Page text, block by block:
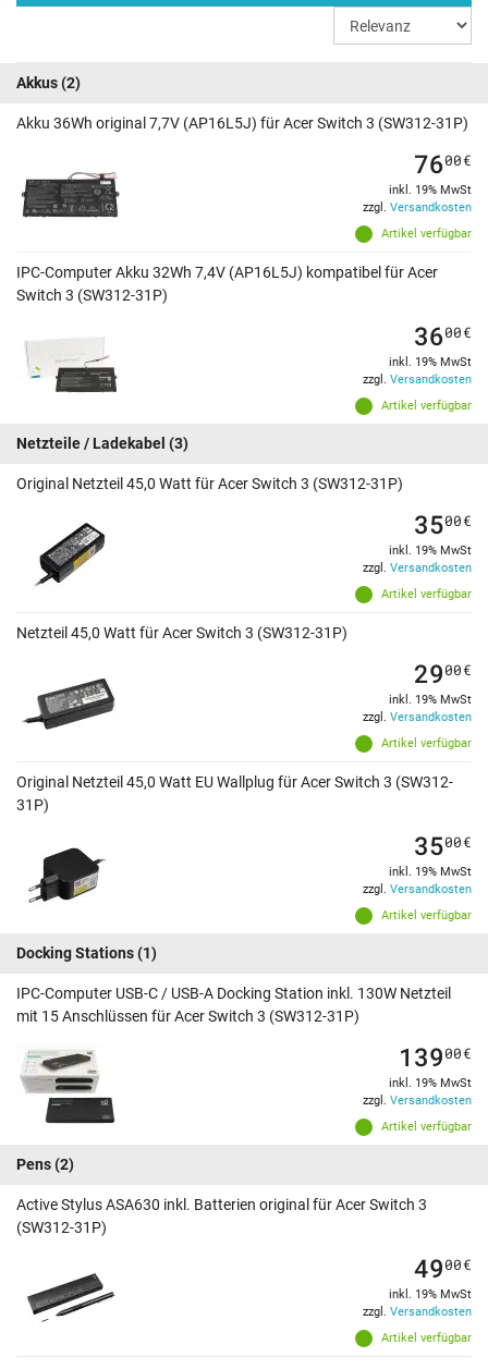
Akkus(2)
Akku 36Wh original 7,7V (AP16L5J) für Acer Switch 3 (SW312-31P)
Artikel verfügbar
7600€
inkl. 19% MwSt
zzgl. Versandkosten
IPC-Computer Akku 32Wh 7,4V (AP16L5J) kompatibel für Acer
Switch 3 (SW312-31P)
Artikel verfügbar
3600€
inkl. 19% MwSt
zzgl. Versandkosten
Netzteile / Ladekabel (3)
Original Netzteil 45,0 Watt für Acer Switch 3 (SW312-31P)
Artikel verfügbar
3500€
inkl. 19% MwSt
zzgl. Versandkosten
Netzteil 45,0 Watt für Acer Switch 3 (SW312-31P)
Artikel verfügbar
2900€
inkl. 19% MwSt
zzgl. Versandkosten
Original Netzteil 45,0 Watt EU Wallplug für Acer Switch 3 (SW312-
31P)
Artikel verfügbar
3500€
inkl. 19% MwSt
zzgl. Versandkosten
Docking Stations(1)
IPC-Computer USB-C / USB-A Docking Station inkl. 130W Netzteil
mit 15 Anschlüssen für Acer Switch 3 (SW312-31P)
Artikel verfügbar
13900€
inkl. 19% MwSt
zzgl. Versandkosten
Pens(2)
Active Stylus ASA630 inkl. Batterien original für Acer Switch 3
(SW312-31P)
Artikel verfügbar
4900€
inkl. 19% MwSt
zzgl. Versandkosten